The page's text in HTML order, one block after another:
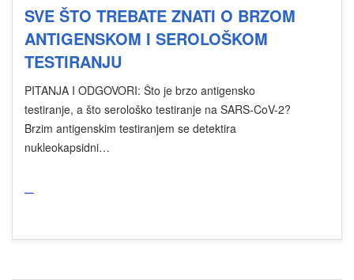
SVE ŠTO TREBATE ZNATI O BRZOM
ANTIGENSKOM I SEROLOŠKOM
TESTIRANJU
PITANJA I ODGOVORI: Što je brzo antigensko
testiranje, a što serološko testiranje na SARS-CoV-2?
Brzim antigenskim testiranjem se detektira
nukleokapsidni…